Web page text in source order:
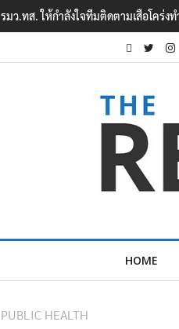
‘ภาคประชาสังคม’ รวมตัวคัดค้าน ‘มิน อ
HOME
PUBLIC HEALTH